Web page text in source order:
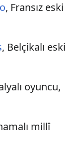
, Fransız eski
, Belçikalı eski
oyuncu,
millî